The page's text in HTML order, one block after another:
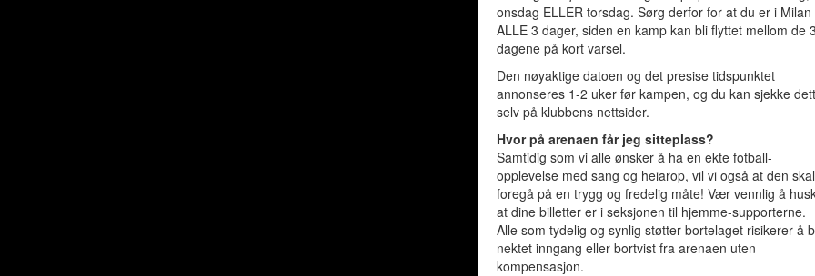
onsdag ELLER torsdag. Sørg derfor for at du er i Milan
ALLE 3 dager, siden en kamp kan bli flyttet mellom de 3
dagene på kort varsel.
Den nøyaktige datoen og det presise tidspunktet
annonseres 1-2 uker før kampen, og du kan sjekke
selv på klubbens nettsider.
Hvor på arenaen får jeg sitteplass?
Samtidig som vi alle ønsker å ha en ekte fotball-
opplevelse med sang og heiarop, vil vi også at den skal
foregå på en trygg og fredelig måte! Vær vennlig å
at dine billetter er i seksjonen til hjemme-supporterne.
Alle som tydelig og synlig støtter bortelaget risikerer å
nektet inngang eller bortvist fra arenaen uten
kompensasjon.